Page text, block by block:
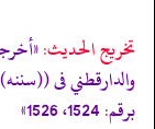
تخریج الحدیث:
برقم: 1524، 1526»